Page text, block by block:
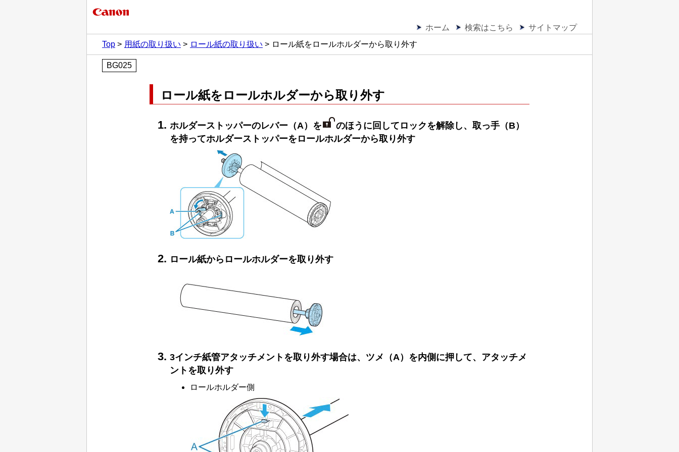
ホーム 検索はこちら
サイトマップ
Top
用紙の取り扱い ロール紙の取り扱い ロール紙をロールホルダーから取り外す
BG025
ロール紙をロールホルダーから取り外す
ホルダーストッパーのレバー（A）を
のほうに回してロックを解除し、取っ手（B）
を持ってホルダーストッパーを ロールホルダーから取り外す
ロール紙から ロールホルダーを取り外す
3インチ紙管アタッチメント を取り外す場合は、ツメ（A）を内側に押して、アタッチメ
ントを取り外す
ロールホルダー側